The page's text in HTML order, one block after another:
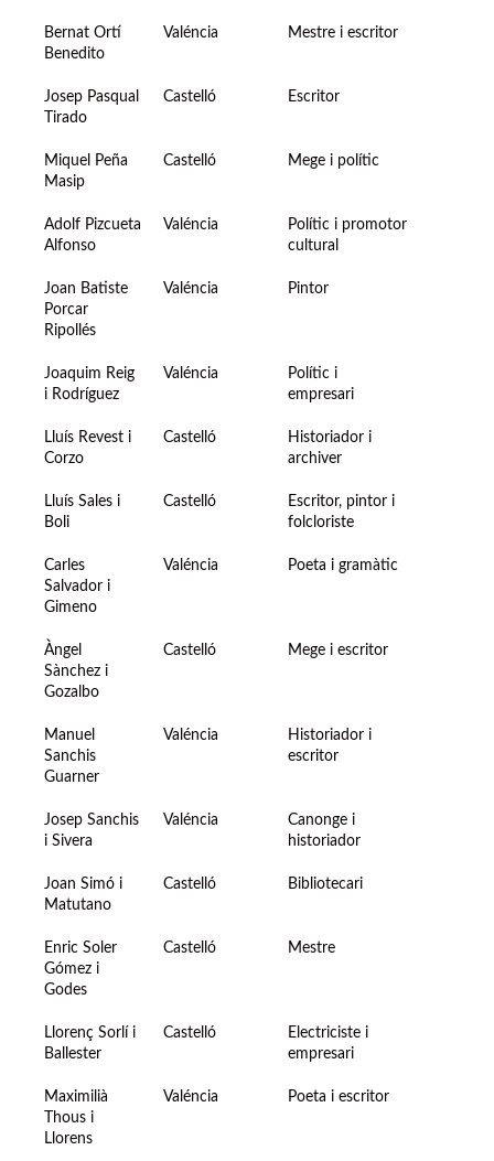
Bernat Ortí
Benedito
Valéncia Mestre i escritor
Josep Pasqual
Tirado
Castelló Escritor
Miquel Peña
Masip
Castelló Mege i polític
Adolf Pizcueta
Alfonso
Valéncia
Polític i promotor
cultural
Joan Batiste
Porcar
Ripollés
Valéncia Pintor
Joaquim Reig
i Rodríguez
Valéncia
Polític i
empresari
Lluís Revest i
Corzo
Castelló
Historiador i
archiver
Lluís Sales i
Boli
Castelló
Escritor, pintor i
folcloriste
Carles
Salvador i
Gimeno
Valéncia Poeta i gramàtic
Àngel
Sànchez i
Gozalbo
Castelló Mege i escritor
Manuel
Sanchis
Guarner
Valéncia
Historiador i
escritor
Josep Sanchis
i Sivera
Valéncia
Canonge i
historiador
Joan Simó i
Matutano
Castelló Bibliotecari
Enric Soler
Gómez i
Godes
Castelló Mestre
Llorenç Sorlí i
Ballester
Castelló
Electriciste i
empresari
Maximilià
Thous i
Llorens
Valéncia Poeta i escritor